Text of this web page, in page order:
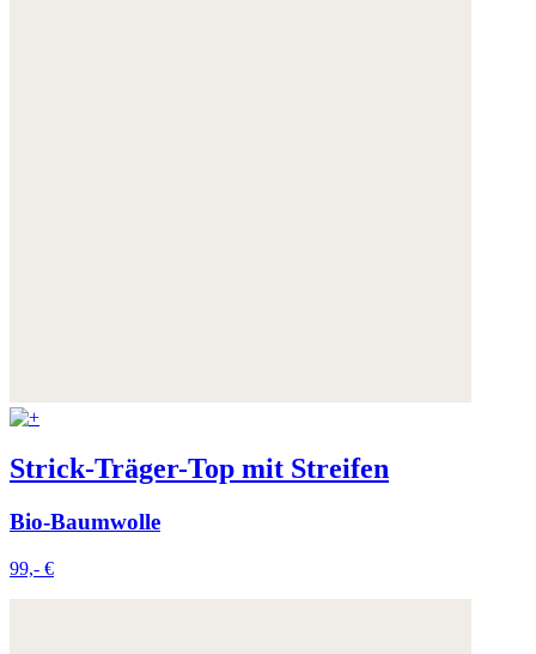
Strick-Träger-Top mit Streifen
Bio-Baumwolle
99,- €